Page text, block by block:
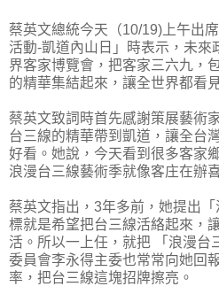
蔡英文總統今天（10/19)上午出
活動-凱道內山日」時表示，未來
界客家博覽會，把客家三六九，
的精華集結起來，讓全世界都看
蔡英文致詞時首先感謝策展藝術
台三線的精華帶到凱道，讓全台
好看。她說，今天看到很多客家
浪漫台三線藝術季就像客庄在辦
蔡英文指出，3年多前，她提出
標就是希望把台三線活絡起來，
活。所以一上任，就把 「浪漫台
委員會李永得主委也常常向她回
率，把台三線這塊招牌擦亮。